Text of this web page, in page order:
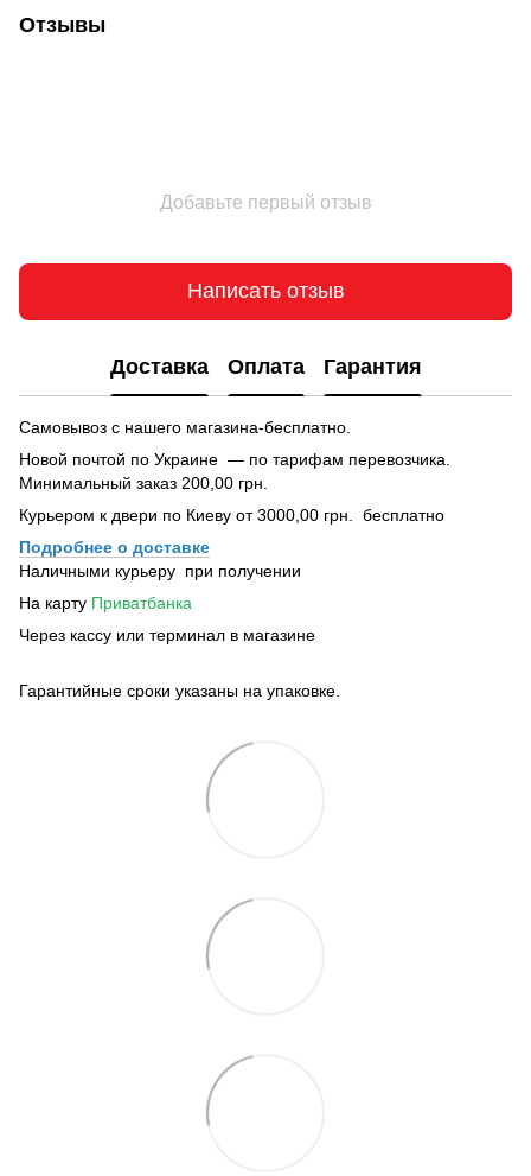
Отзывы
Добавьте первый отзыв
Написать отзыв
Доставка Оплата Гарантия
Самовывоз с нашего магазина-бесплатно.
Новой почтой по Украине — по тарифам перевозчика.
Минимальный заказ 200,00 грн.
Курьером к двери по Киеву от 3000,00 грн. бесплатно
Подробнее о доставке
Наличными курьеру при получении
На карту Приватбанка
Через кассу или терминал в магазине
Гарантийные сроки указаны на упаковке.